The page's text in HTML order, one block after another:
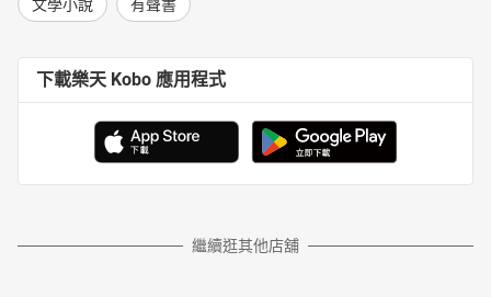
文學小說 有聲書
下載樂天 Kobo 應用程式
繼續逛其他店舖